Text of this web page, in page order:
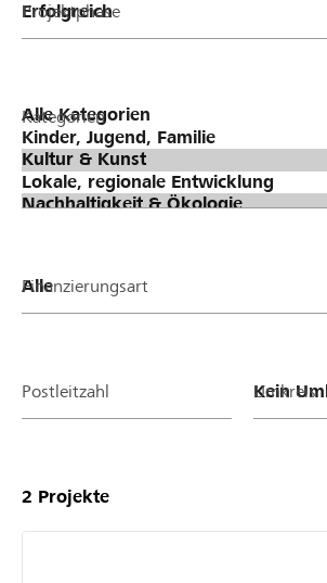
Projektphase
Kategorien
Finanzierungsart
Postleitzahl Umkreis
2 Projekte